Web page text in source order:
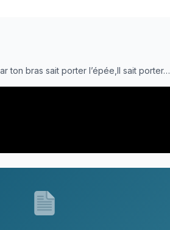
ton bras sait porter l’épée,Il sait porter…